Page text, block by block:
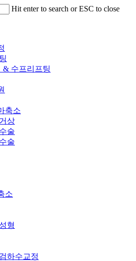
Hit enter to search or ESC to close
수프리프팅
축소
상
술
술
소
형
하수교정